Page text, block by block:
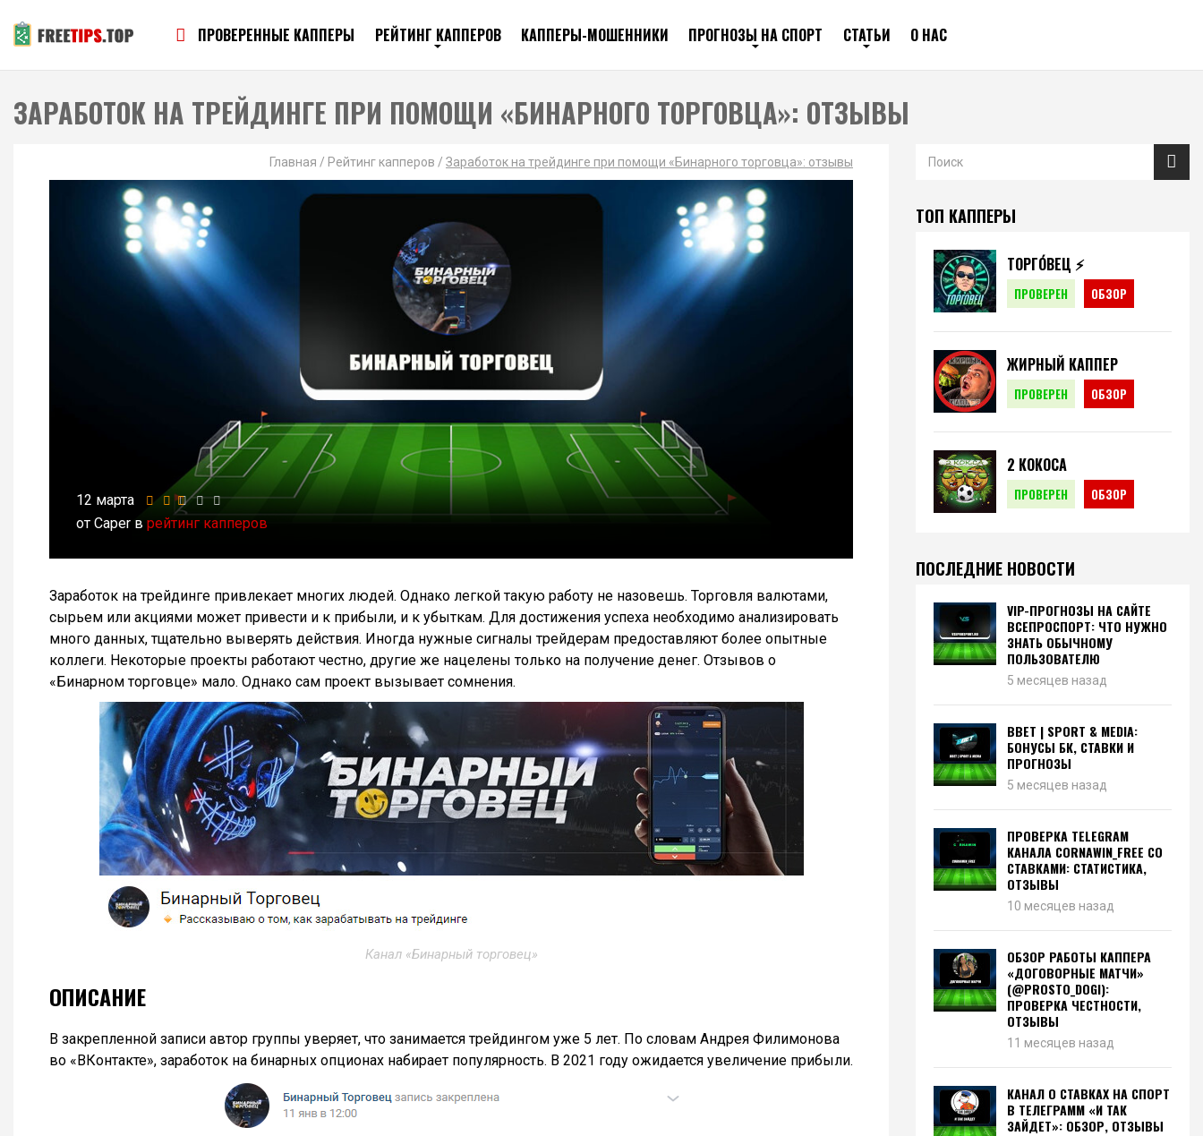
ПРОВЕРЕННЫЕ КАППЕРЫ РЕЙТИНГ КАППЕРОВ КАППЕРЫ-МОШЕННИКИ ПРОГНОЗЫ НА СПОРТ СТАТЬИ О НАС
ЗАРАБОТОК НА ТРЕЙДИНГЕ ПРИ ПОМОЩИ «БИНАРНОГО ТОРГОВЦА»: ОТЗЫВЫ
Главная / Рейтинг капперов / Заработок на трейдинге при помощи «Бинарного торговца»: отзывы
12 марта
от Caper в рейтинг капперов
Заработок на трейдинге привлекает многих людей. Однако легкой такую работу не назовешь. Торговля валютами,
сырьем или акциями может привести и к прибыли, и к убыткам. Для достижения успеха необходимо анализировать
много данных, тщательно выверять действия. Иногда нужные сигналы трейдерам предоставляют более опытные
коллеги. Некоторые проекты работают честно, другие же нацелены только на получение денег. Отзывов о
«Бинарном торговце» мало. Однако сам проект вызывает сомнения.
Канал «Бинарный торговец»
ОПИСАНИЕ
В закрепленной записи автор группы уверяет, что занимается трейдингом уже 5 лет. По словам Андрея Филимонова
во «ВКонтакте», заработок на бинарных опционах набирает популярность. В 2021 году ожидается увеличение прибыли.
ТОП КАППЕРЫ
ТОРГО́ВЕЦ ⚡️
ПРОВЕРЕН ОБЗОР
ЖИРНЫЙ КАППЕР
ПРОВЕРЕН ОБЗОР
2 КОКОСА
ПРОВЕРЕН ОБЗОР
ПОСЛЕДНИЕ НОВОСТИ
VIP-ПРОГНОЗЫ НА САЙТЕ
ВСЕПРОСПОРТ: ЧТО НУЖНО
ЗНАТЬ ОБЫЧНОМУ
ПОЛЬЗОВАТЕЛЮ
5 месяцев назад
BBET | SPORT & MEDIA:
БОНУСЫ БК, СТАВКИ И
ПРОГНОЗЫ
5 месяцев назад
ПРОВЕРКА TELEGRAM
КАНАЛА CORNAWIN_FREE СО
СТАВКАМИ: СТАТИСТИКА,
ОТЗЫВЫ
10 месяцев назад
ОБЗОР РАБОТЫ КАППЕРА
«ДОГОВОРНЫЕ МАТЧИ»
(@PROSTO_DOGI):
ПРОВЕРКА ЧЕСТНОСТИ,
ОТЗЫВЫ
11 месяцев назад
КАНАЛ О СТАВКАХ НА СПОРТ
В ТЕЛЕГРАММ «И ТАК
ЗАЙДЕТ»: ОБЗОР, ОТЗЫВЫ